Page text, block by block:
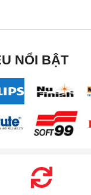
NỔI BẬT